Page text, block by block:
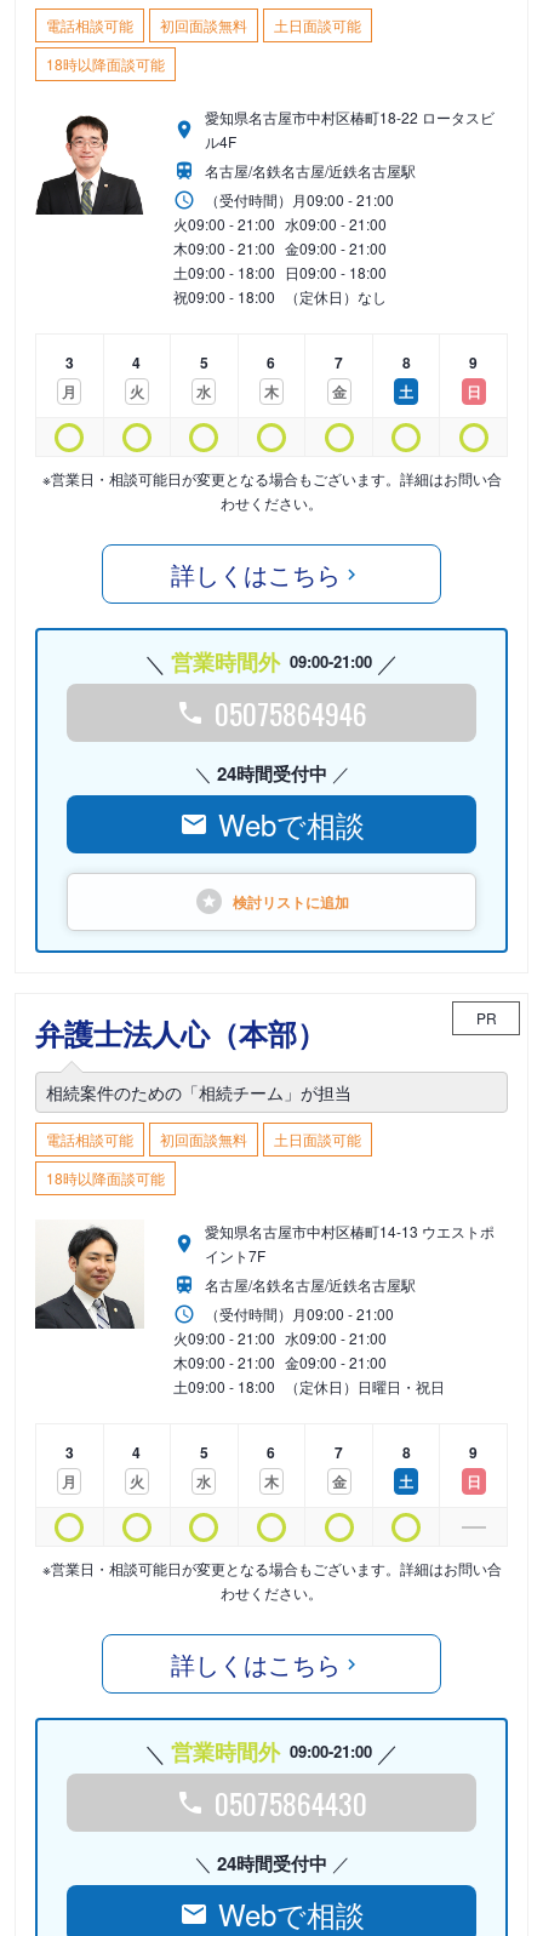
電話相談可能 初回面談無料
土日面談可能
18時以降面談可能
愛知県名古屋市中村区椿町18-22 ロータスビ
ル4F
名古屋/名鉄名古屋/近鉄名古屋駅
（受付時間） 月09:00 - 21:00
火09:00 - 21:00 水09:00 - 21:00
木09:00 - 21:00 金09:00 - 21:00
土09:00 - 18:00 日09:00 - 18:00
祝09:00 - 18:00 （定休日）なし
3
月
4
火
5
水
6
木
7
金
8
土
9
日
※営業日・相談可能日が変更となる場合もございます。詳細はお問い合
わせください。
詳しくはこちら
営業時間外 09:00-21:00
05075864946
24時間受付中
Webで相談
検討リストに追加
弁護士法人心（本部） PR
相続案件のための「相続チーム」が担当
電話相談可能 初回面談無料
土日面談可能
18時以降面談可能
愛知県名古屋市中村区椿町14-13 ウエストポ
イント7F
名古屋/名鉄名古屋/近鉄名古屋駅
（受付時間） 月09:00 - 21:00
火09:00 - 21:00 水09:00 - 21:00
木09:00 - 21:00 金09:00 - 21:00
土09:00 - 18:00 （定休日）日曜日・祝日
3
月
4
火
5
水
6
木
7
金
8
土
9
日
※営業日・相談可能日が変更となる場合もございます。詳細はお問い合
わせください。
詳しくはこちら
営業時間外 09:00-21:00
05075864430
24時間受付中
Webで相談